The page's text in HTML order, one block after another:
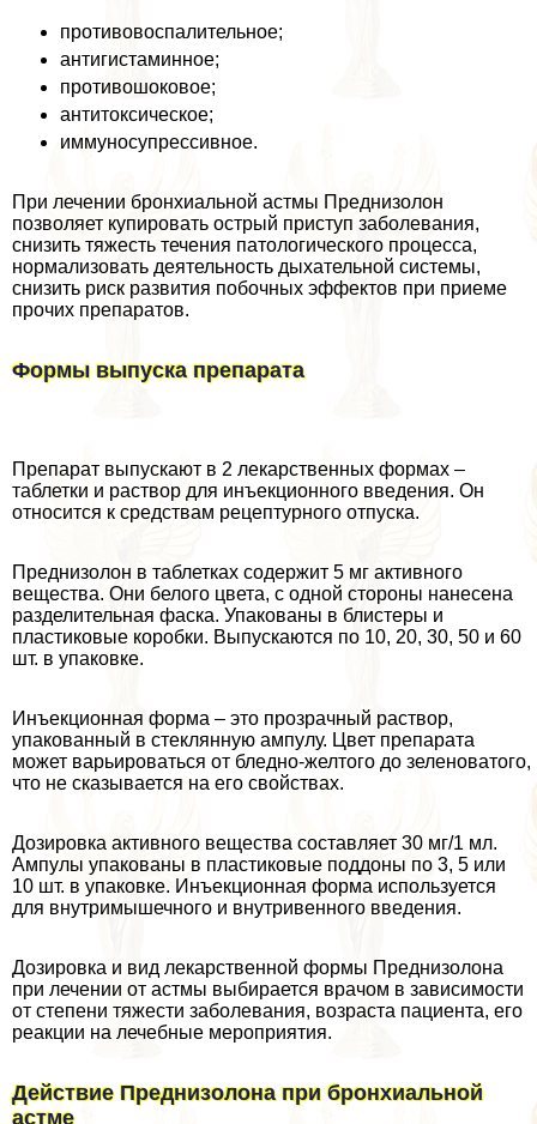
противовоспалительное;
антигистаминное;
противошоковое;
антитоксическое;
иммуносупрессивное.
При лечении бронхиальной астмы Преднизолон
позволяет купировать острый приступ заболевания,
снизить тяжесть течения патологического процесса,
нормализовать деятельность дыхательной системы,
снизить риск развития побочных эффектов при приеме
прочих препаратов.
Формы выпуска препарата
Препарат выпускают в 2 лекарственных формах –
таблетки и раствор для инъекционного введения. Он
относится к средствам рецептурного отпуска.
Преднизолон в таблетках содержит 5 мг активного
вещества. Они белого цвета, с одной стороны нанесена
разделительная фаска. Упакованы в блистеры и
пластиковые коробки. Выпускаются по 10, 20, 30, 50 и 60
шт. в упаковке.
Инъекционная форма – это прозрачный раствор,
упакованный в стеклянную ампулу. Цвет препарата
может варьироваться от бледно-желтого до зеленоватого,
что не сказывается на его свойствах.
Дозировка активного вещества составляет 30 мг/1 мл.
Ампулы упакованы в пластиковые поддоны по 3, 5 или
10 шт. в упаковке. Инъекционная форма используется
для внутримышечного и внутривенного введения.
Дозировка и вид лекарственной формы Преднизолона
при лечении от астмы выбирается врачом в зависимости
от степени тяжести заболевания, возраста пациента, его
реакции на лечебные мероприятия.
Действие Преднизолона при бронхиальной
астме